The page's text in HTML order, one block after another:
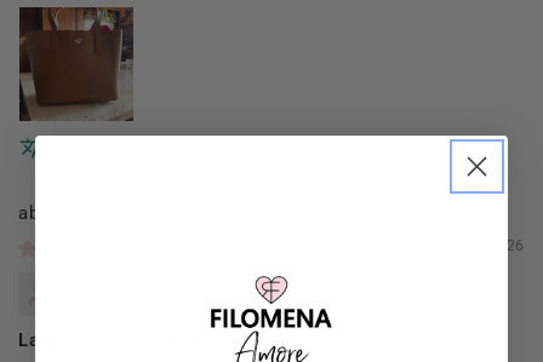
01/03/2026
Lady Capri monogram